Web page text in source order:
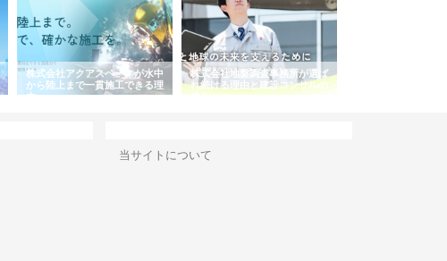
株式会社アクアスペースが水中
から陸上まで一貫施工できる理
由
株式会社地盤調査事務所が選ば
れ続ける理由と建設コンサルの
強み
当サイトについて